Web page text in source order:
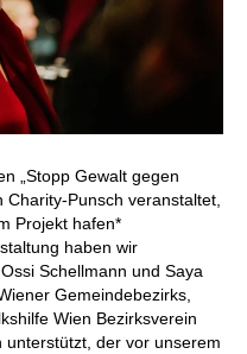
„Stopp Gewalt gegen
Charity-Punsch veranstaltet,
Projekt hafen*
haben wir
Schellmann und Saya
Gemeindebezirks,
Wien Bezirksverein
der vor unserem